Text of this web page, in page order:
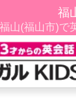
福
福山(福山市)で